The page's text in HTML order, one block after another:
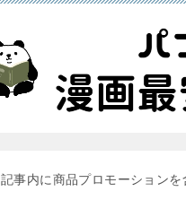
記事内に商品プロモーション